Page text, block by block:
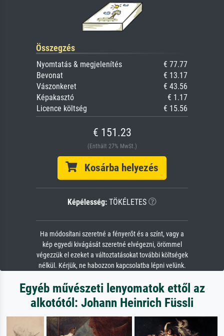
Összegzés
Nyomtatás & megjelenítés
€ 77.77
Bevonat
€ 13.17
Vászonkeret
€ 43.56
Képakasztó
€ 1.17
Licence költség
€ 15.56
€ 151.23
(Enthält 27% MwSt.)
Kosárba helyezés
Képélesség: TÖKÉLETES
Ha módosítani szeretné a fényerőt és a színt, vagy a
kép egyedi kivágását szeretné elvégezni, örömmel
végezzük el ezeket a változtatásokat további költségek
nélkül. Kérjük, ne habozzon kapcsolatba lépni velünk.
Egyéb művészeti lenyomatok ettől az
alkotótól: Johann Heinrich Füssli